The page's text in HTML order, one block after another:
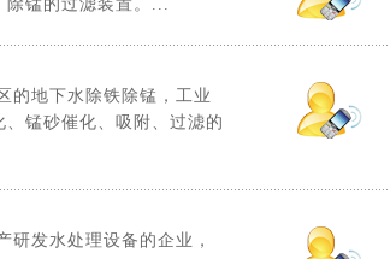
除锰的过滤装置。...
的地下水除铁除锰，工业
锰砂催化、吸附、过滤的
发水处理设备的企业，